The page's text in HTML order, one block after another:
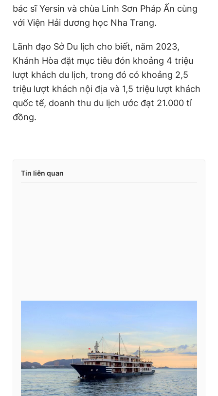
bác sĩ Yersin và chùa Linh Sơn Pháp Ấn cùng
với Viện Hải dương học Nha Trang.
Lãnh đạo Sở Du lịch cho biết, năm 2023,
Khánh Hòa đặt mục tiêu đón khoảng 4 triệu
lượt khách du lịch, trong đó có khoảng 2,5
triệu lượt khách nội địa và 1,5 triệu lượt khách
quốc tế, doanh thu du lịch ước đạt 21.000 tỉ
đồng.
Tin liên quan